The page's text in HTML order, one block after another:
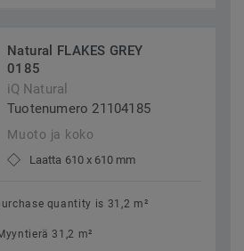
Natural FLAKES GREY
0185
iQ Natural
Tuotenumero 21104185
Muoto ja koko
Laatta 610 x 610 mm
quantity is 31,2 m²
31,2 m²